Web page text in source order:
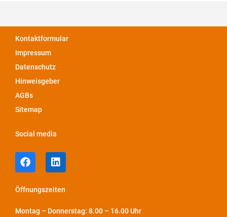
Kontaktformular
Impressum
Datenschutz
Hinweisgeber
AGBs
Sitemap
Social media
Öffnungszeiten
Montag – Donnerstag: 8.00 – 16.00 Uhr